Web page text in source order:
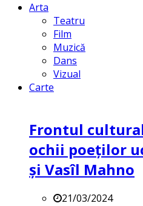
Arta
Teatru
Film
Muzică
Dans
Vizual
Carte
Frontul
ochii poeților
și Vasîl Mahno
21/03/2024